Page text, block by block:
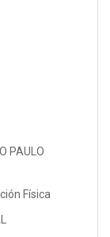
PAULO
Física